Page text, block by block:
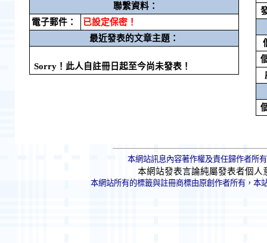
聯繫資料：
電子郵件：
已設定保密！
最近發表的文章主題：
Sorry！此人自註冊日起至今尚未發表！
本網站訊息內容著作權及責任歸作者所
本網站發表言論純屬發表者個人
本網站所有的標籤與註冊商標由原創作者所有，本